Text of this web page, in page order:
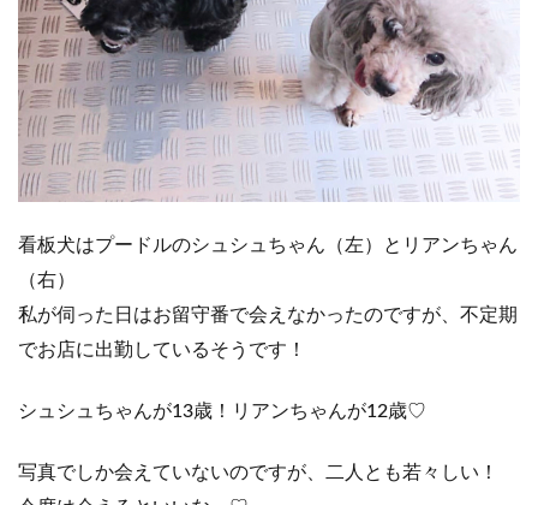
看板犬はプードルのシュシュちゃん（左）とリアンちゃん
（右）
私が伺った日はお留守番で会えなかったのですが、不定期
でお店に出勤しているそうです！
シュシュちゃんが13歳！リアンちゃんが12歳♡
写真でしか会えていないのですが、二人とも若々しい！